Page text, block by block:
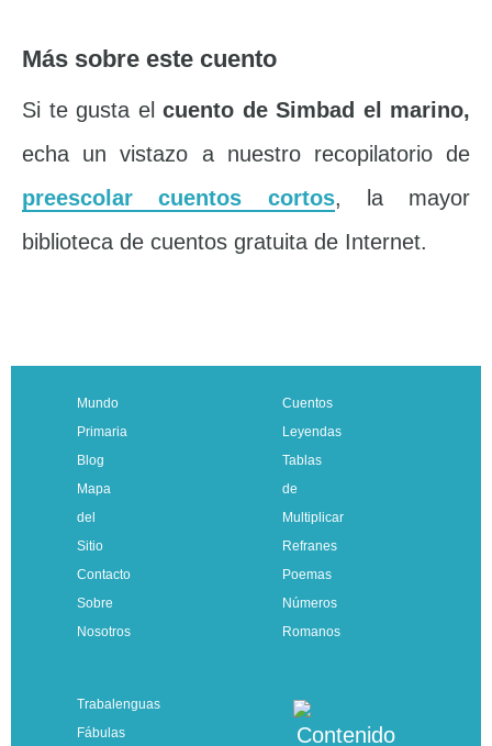
Más sobre este cuento
Si te gusta el cuento de Simbad el marino,
echa un vistazo a nuestro recopilatorio de
preescolar cuentos cortos, la mayor
biblioteca de cuentos gratuita de Internet.
Mundo
Primaria
Blog
Mapa
del
Sitio
Contacto
Sobre
Nosotros
Cuentos
Leyendas
Tablas
de
Multiplicar
Refranes
Poemas
Números
Romanos
Trabalenguas
Fábulas